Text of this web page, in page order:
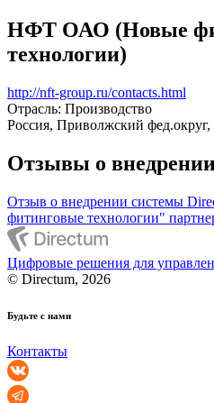
НФТ ОАО (Новые
технологии)
http://nft-group.ru/contacts.html
Отрасль: Производство
Россия, Приволжский
Отзывы о
Отзыв о внедрении системы
фитинговые технологии"
Цифровые решения для
© Directum, 2026
Будьте с нами
Контакты